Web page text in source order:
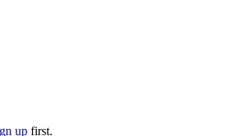
up first.